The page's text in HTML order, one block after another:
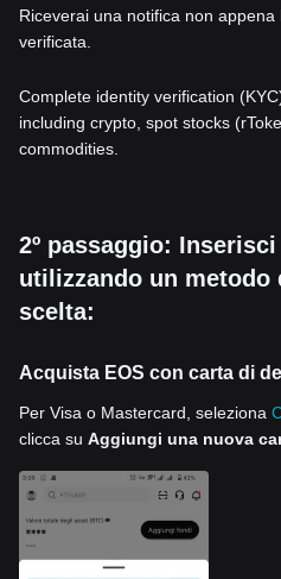
Riceverai una notifica non
verificata.
Complete identity verification
including crypto, spot stocks
commodities.
2º passaggio:
utilizzando un metodo
scelta:
Acquista EOS con carta di
Per Visa o Mastercard, seleziona
clicca su Aggiungi una nuova